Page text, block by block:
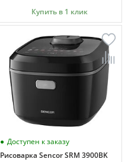
Купить в 1 клик
Доступен к заказу
Рисоварка Sencor SRM 3900BK